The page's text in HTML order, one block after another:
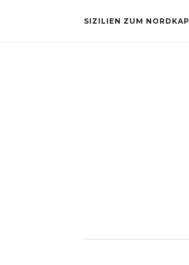
SIZILIEN ZUM NORDKAP